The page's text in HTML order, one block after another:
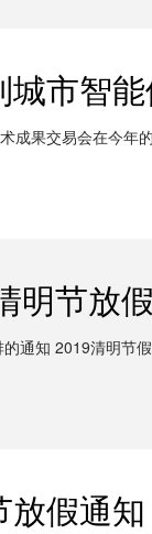
城市智
成果交易会在今年
明节放
通知 2019清明节
放假通知